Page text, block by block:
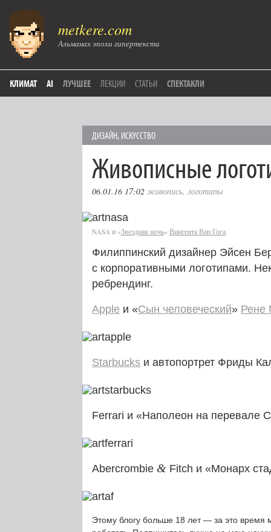
metkere.com
Альманах эпохи гипертекста
КЛИМАТ AI ЛУЧШЕЕ ЛЕКЦИИ СТАТЬИ СПЕКТАКЛИ
ДИЗАЙН, ИСКУССТВО
Живописные
06.01.16 17:02 живопись,логотипы
NASA и «Звездная ночь» Винсента Ван Гога
Филиппинский дизайнер Эйсен
с корпоративными логотипами.
ребрендинг.
Apple и «Сын человеческий» Рене
Starbucks и автопортрет Фриды
Ferrari и «Наполеон на перевале
Abercrombie & Fitch и «Монарх
Этому блогу больше 18 лет — за это время